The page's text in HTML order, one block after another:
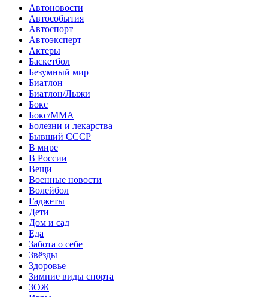
Автоновости
Автособытия
Автоспорт
Автоэксперт
Актеры
Баскетбол
Безумный мир
Биатлон
Биатлон/Лыжи
Бокс
Бокс/MMA
Болезни и лекарства
Бывший СССР
В мире
В России
Вещи
Военные новости
Волейбол
Гаджеты
Дети
Дом и сад
Еда
Забота о себе
Звёзды
Здоровье
Зимние виды спорта
ЗОЖ